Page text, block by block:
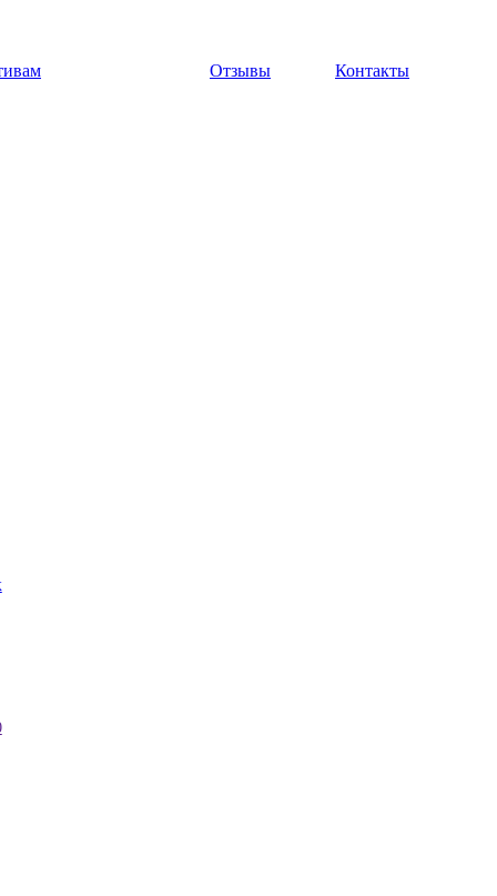
Отзывы Контакты